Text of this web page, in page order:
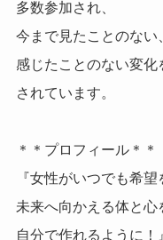
多数参加され、
今まで見たことのない
感じたことのない変化
されています。
＊＊プロフィール＊＊
『女性がいつでも希望
未来へ向かえる体と心
自分で作れるように！